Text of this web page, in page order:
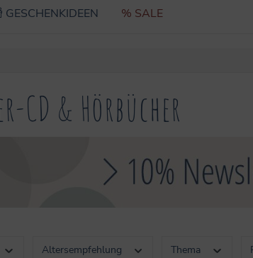
GESCHENKIDEEN % SALE
CD & Hörbücher
Altersempfehlung Thema